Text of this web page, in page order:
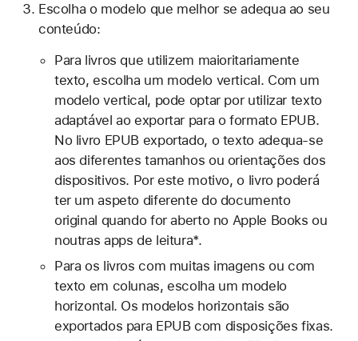
Escolha o modelo que melhor se adequa ao seu
conteúdo:
Para livros que utilizem maioritariamente
texto, escolha um modelo vertical. Com um
modelo vertical, pode optar por utilizar texto
adaptável ao exportar para o formato EPUB.
No livro EPUB exportado, o texto adequa-se
aos diferentes tamanhos ou orientações dos
dispositivos. Por este motivo, o livro poderá
ter um aspeto diferente do documento
original quando for aberto no Apple Books ou
noutras apps de leitura*.
Para os livros com muitas imagens ou com
texto em colunas, escolha um modelo
horizontal. Os modelos horizontais são
exportados para EPUB com disposições fixas.